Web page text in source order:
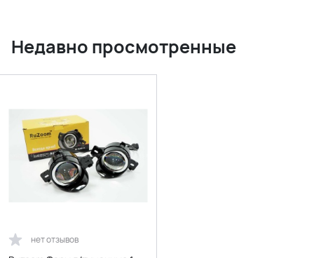
Недавно просмотренные
нет отзывов